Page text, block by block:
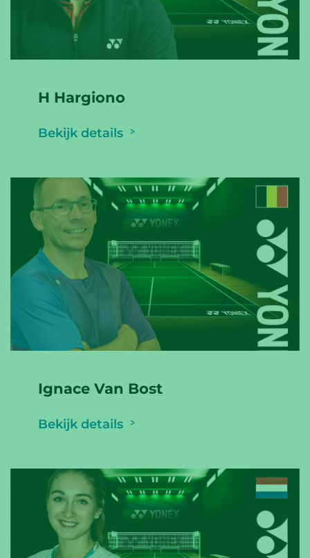
H Hargiono
Bekijk details
Ignace Van Bost
Bekijk details